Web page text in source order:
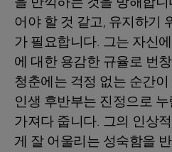
어야 할 것 같고, 유지하기
가 필요합니다. 그는 자신
에 대한 용감한 규율로 번
청춘에는 걱정 없는 순간
인생 후반부는 진정으로
가져다 줍니다. 그의 인상
게 잘 어울리는 성숙함을